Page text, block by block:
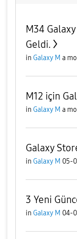
M34
Geldi.
in Galaxy M a
M12 için
in Galaxy M a
Galaxy
in Galaxy M 05-
3 Yeni
in Galaxy M 04-